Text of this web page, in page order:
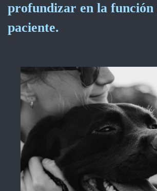
profundizar en la función
paciente.